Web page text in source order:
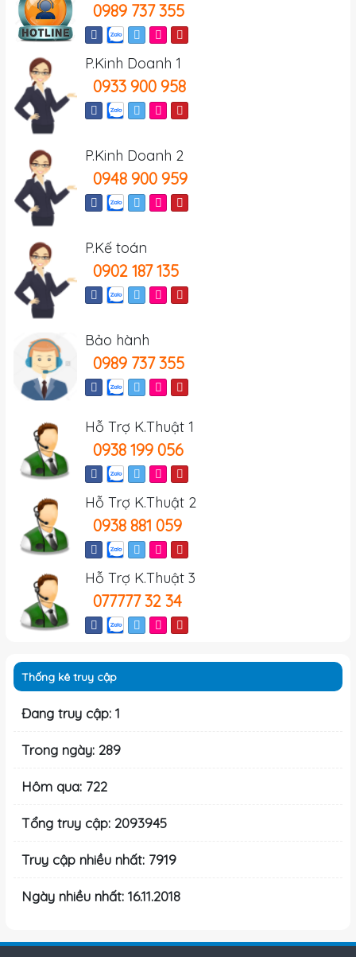
0989 737 355
P.Kinh Doanh 1
0933 900 958
P.Kinh Doanh 2
0948 900 959
P.Kế toán
0902 187 135
Bảo hành
0989 737 355
Hỗ Trợ K.Thuật 1
0938 199 056
Hỗ Trợ K.Thuật 2
0938 881 059
Hỗ Trợ K.Thuật 3
077777 32 34
Thống kê truy cập
Đang truy cập: 1
Trong ngày: 289
Hôm qua: 722
Tổng truy cập: 2093945
Truy cập nhiều nhất: 7919
Ngày nhiều nhất: 16.11.2018